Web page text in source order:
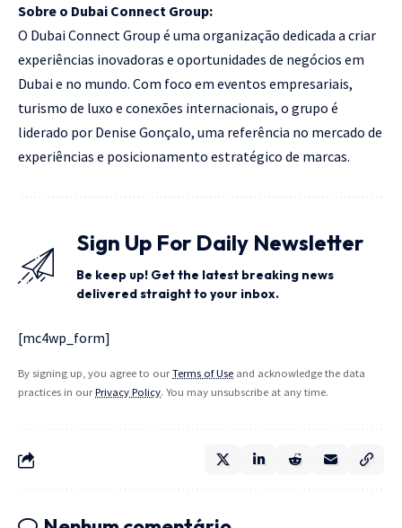
Sobre o Dubai Connect Group:
O Dubai Connect Group é uma organização dedicada a criar
experiências inovadoras e oportunidades de negócios em
Dubai e no mundo. Com foco em eventos empresariais,
turismo de luxo e conexões internacionais, o grupo é
liderado por Denise Gonçalo, uma referência no mercado de
experiências e posicionamento estratégico de marcas.
Sign Up For Daily Newsletter
Be keep up! Get the latest breaking news
delivered straight to your inbox.
[mc4wp_form]
By signing up, you agree to ourTerms of Use and acknowledge the data
practices in ourPrivacy Policy. You may unsubscribe at any time.